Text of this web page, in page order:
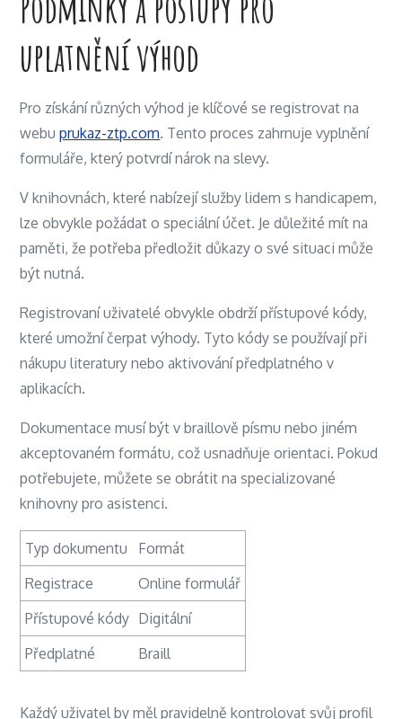
uplatnění výhod
Pro získání různých výhod je klíčové se registrovat na
webuprukaz-ztp.com. Tento proces zahrnuje vyplnění
formuláře, který potvrdí nárok na slevy.
V knihovnách, které nabízejí služby lidem s handicapem,
lze obvykle požádat o speciální účet. Je důležité mít na
paměti, že potřeba předložit důkazy o své situaci může
být nutná.
Registrovaní uživatelé obvykle obdrží přístupové kódy,
které umožní čerpat výhody. Tyto kódy se používají při
nákupu literatury nebo aktivování předplatného v
aplikacích.
Dokumentace musí být v braillově písmu nebo jiném
akceptovaném formátu, což usnadňuje orientaci. Pokud
potřebujete, můžete se obrátit na specializované
knihovny pro asistenci.
Typ dokumentu
Formát
Registrace
Online formulář
Přístupové kódy Digitální
Předplatné
Braill
Každý uživatel by měl pravidelně kontrolovat svůj profil